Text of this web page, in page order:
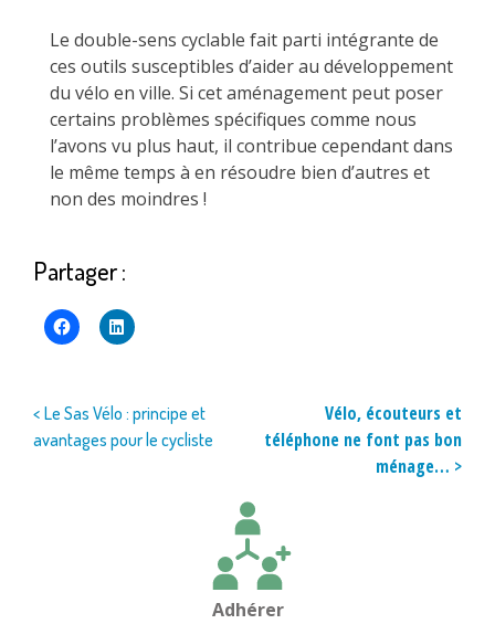
Le double-sens cyclable fait parti intégrante de
ces outils susceptibles d’aider au développement
du vélo en ville. Si cet aménagement peut poser
certains problèmes spécifiques comme nous
l’avons vu plus haut, il contribue cependant dans
le même temps à en résoudre bien d’autres et
non des moindres !
Partager :
Navigation
de
< Le Sas Vélo : principe et
avantages pour le cycliste
Vélo, écouteurs et
téléphone ne font pas bon
ménage… >
Adhérer